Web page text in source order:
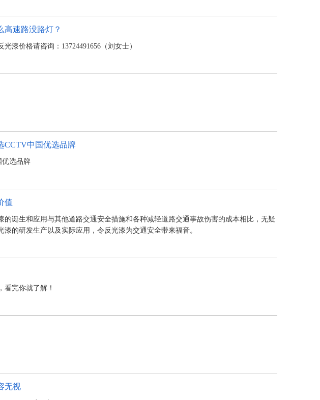
高速路没路灯？
漆价格请咨询：13724491656（刘女士）
CCTV中国优选品牌
优选品牌
值
诞生和应用与其他道路交通安全措施和各种减轻道路交通事故伤害的成本相比，无疑
的研发生产以及实际应用，令反光漆为交通安全带来福音。
完你就了解！
无视